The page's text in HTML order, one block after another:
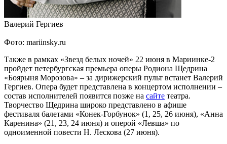
Валерий Гергиев
Фото: mariinsky.ru
Также в рамках «Звезд белых ночей» 22 июня в Мариинке-2
пройдет петербургская премьера оперы Родиона Щедрина
«Боярыня Морозова» – за дирижерский пульт встанет Валерий
Гергиев. Опера будет представлена в концертом исполнении –
состав исполнителей появится позже на сайте театра.
Творчество Щедрина широко представлено в афише
фестиваля балетами «Конек-Горбунок» (1, 25, 26 июня), «Анна
Каренина» (21, 23, 24 июня) и оперой «Левша» по
одноименной повести Н. Лескова (27 июня).